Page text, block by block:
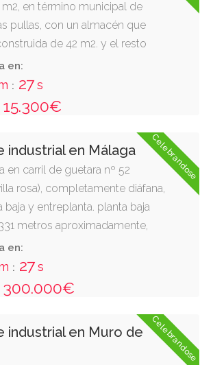
en término municipal de
pullas, con un almacén que
de 42 m2. y el resto
dirección catastral:
c.p. 30561 alguazas, las
don juan teodoro garcía
gallego alarcón; este, doña
oeste, con doña antonia
camino a las pullas..
en:
: 26s
15.300€
Celebrandose
industrial en Málaga
en carril de guetara nº 52
rosa), completamente diáfana,
y entreplanta. planta baja
metros aproximadamente,
y aseo y
de 65 metros
referir que en
finca sufrió un incendio que
la totalidad de la nave industrial.
en:
: 26s
300.000€
Celebrandose
industrial en Muro de